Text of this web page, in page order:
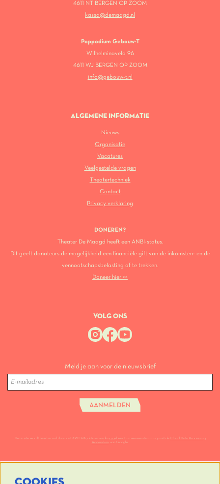
4611 NT BERGEN OP ZOOM
kassa@demaagd.nl
Poppodium Gebouw-T
Wilhelminaveld 96
4611 WJ BERGEN OP ZOOM
info@gebouw-t.nl
ALGEMENE INFORMATIE
Nieuws
Organisatie
Vacatures
Veelgestelde vragen
Theatertechniek
Contact
Privacy verklaring
DONEREN?
Theater De Maagd heeft een ANBI-status.
Dit geeft donateurs de mogelijkheid een financiële gift van de inkomsten- en de
vennootschapsbelasting af te trekken.
Doneer hier >>
VOLG ONS
Meld je aan voor de nieuwsbrief
AANMELDEN
Deze site wordt beschermd door reCAPTCHA, dataverwerking gebeurt in overeenstemming met de Cloud Data Processing
Addendum van Google.